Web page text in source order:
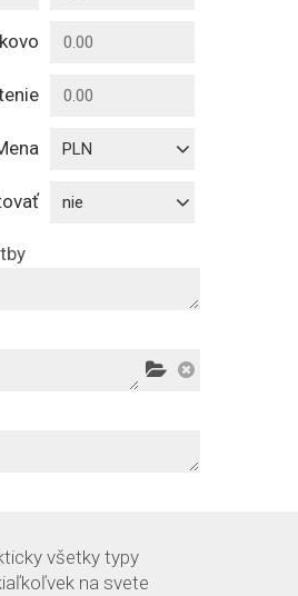
PLN
nie
všetky typy
na svete